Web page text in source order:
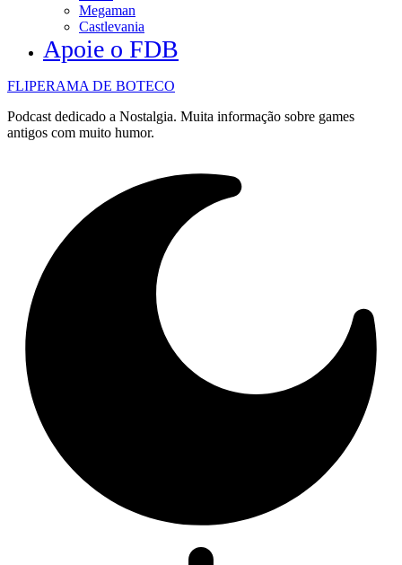
Megaman
Castlevania
Apoie o FDB
FLIPERAMA DE BOTECO
Podcast dedicado a Nostalgia. Muita informação sobre games
antigos com muito humor.